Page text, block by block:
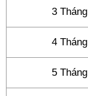
3 Tháng
4 Tháng
5 Tháng